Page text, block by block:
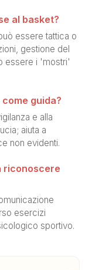
al basket?
essere tattica o
gestione del
essere i 'mostri'
guida?
e alla
aiuta a
non evidenti.
riconoscere
esercizi
sportivo.